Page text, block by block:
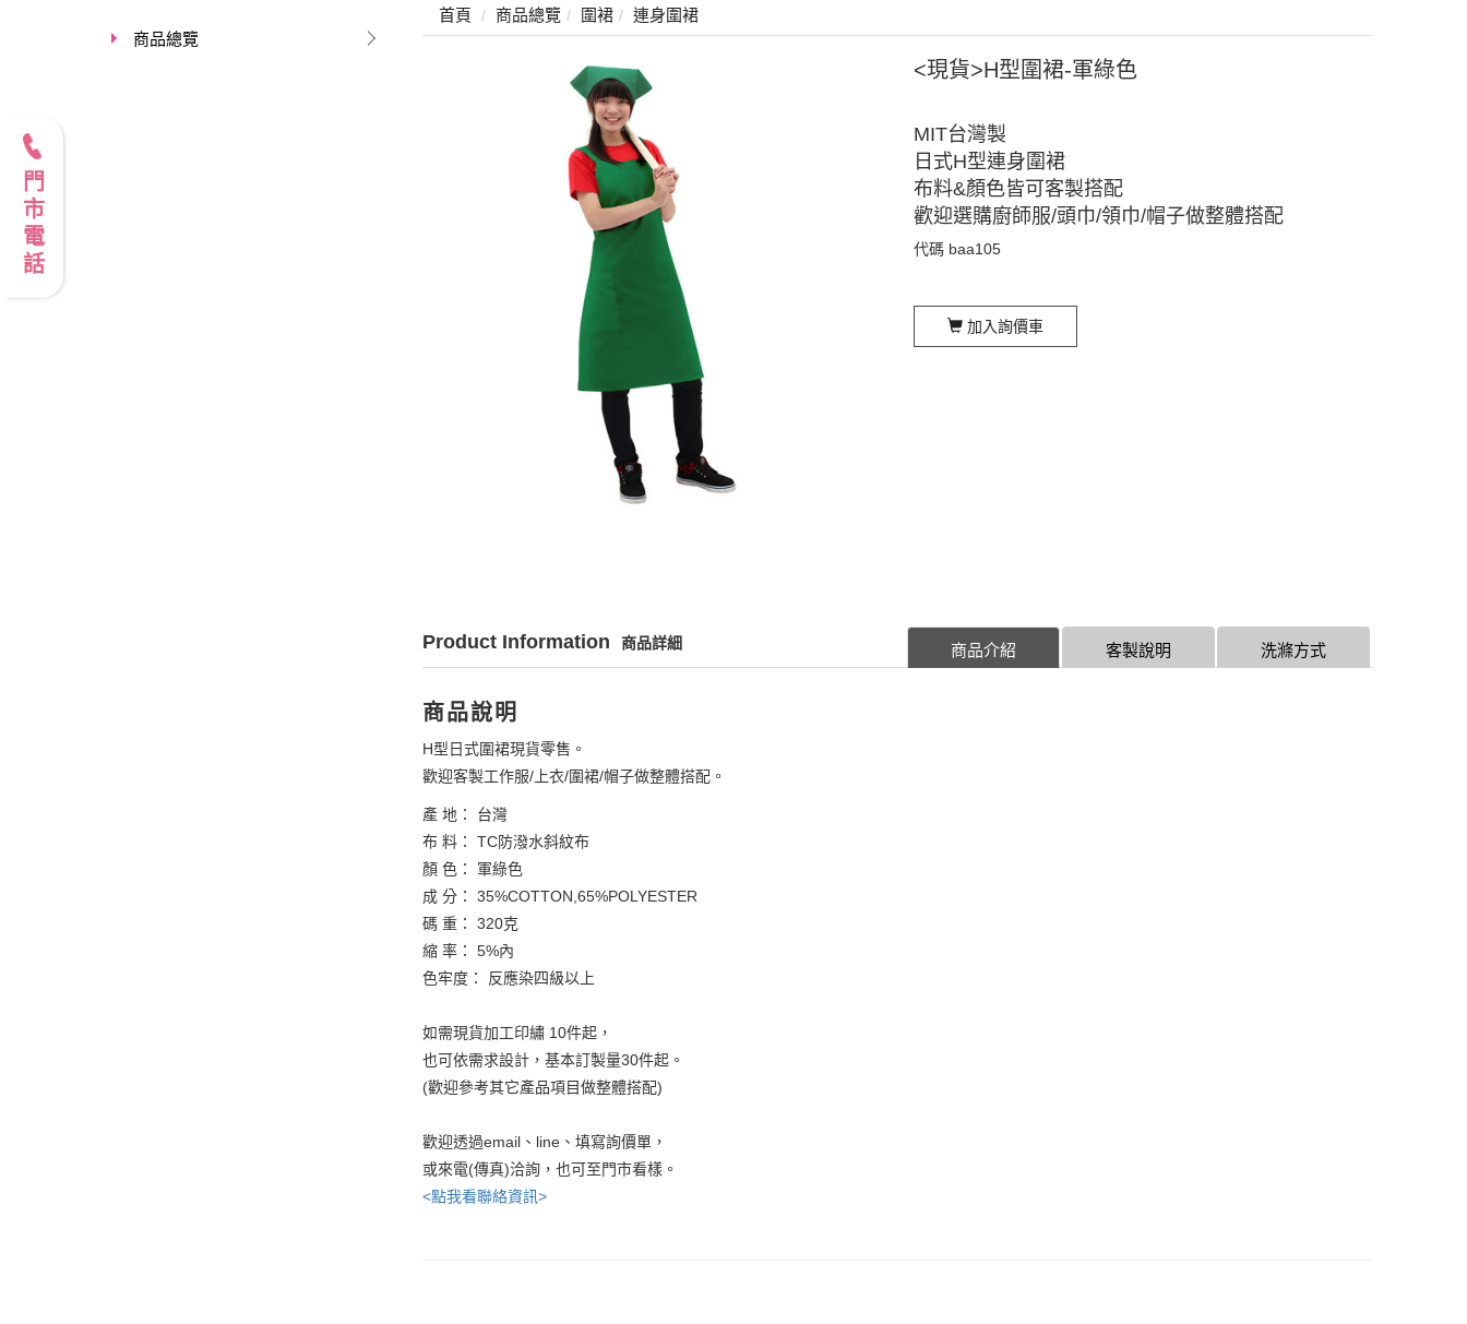
商品總覽
首頁 商品總覽 圍裙 連身圍裙
<現貨>H型圍裙-軍綠色
MIT台灣製
日式H型連身圍裙
布料&顏色皆可客製搭配
歡迎選購廚師服/頭巾/領巾/帽子做整體搭配
代碼 baa105
加入詢價車
Product Information 商品詳細 洗滌方式
客製說明
商品介紹
商品說明
H型日式圍裙現貨零售。
歡迎客製工作服/上衣/圍裙/帽子做整體搭配。
產 地： 台灣
布 料： TC防潑水斜紋布
顏 色： 軍綠色
成 分： 35%COTTON,65%POLYESTER
碼 重： 320克
縮 率： 5%內
色牢度： 反應染四級以上
如需現貨加工印繡 10件起，
也可依需求設計，基本訂製量30件起。
(歡迎參考其它產品項目做整體搭配)
歡迎透過email、line、填寫詢價單，
或來電(傳真)洽詢，也可至門市看樣。
<點我看聯絡資訊>
門市電話